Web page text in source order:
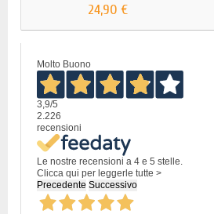
24,90 €
Molto Buono
3,9/5
2.226
recensioni
Le nostre recensioni a 4 e 5 stelle.
Clicca qui per leggerle tutte >
Precedente Successivo